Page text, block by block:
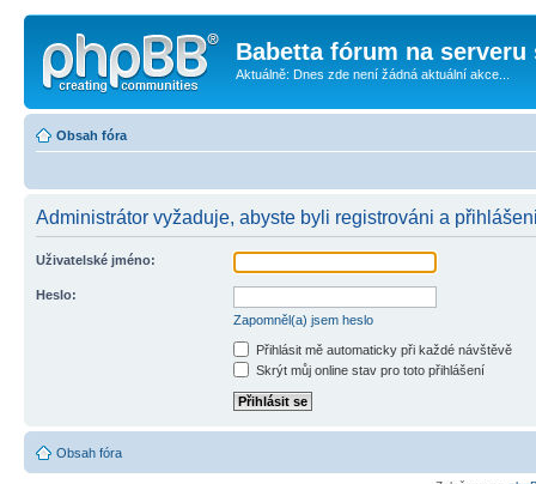
Babetta fórum na serveru
Aktuálně: Dnes zde není žádná aktuální akce...
Obsah fóra
Administrátor vyžaduje, abyste byli registrováni a
Uživatelské jméno:
Heslo:
Zapomněl(a) jsem heslo
Přihlásit mě automaticky při každé návštěvě
Skrýt můj online stav pro toto přihlášení
Obsah fóra